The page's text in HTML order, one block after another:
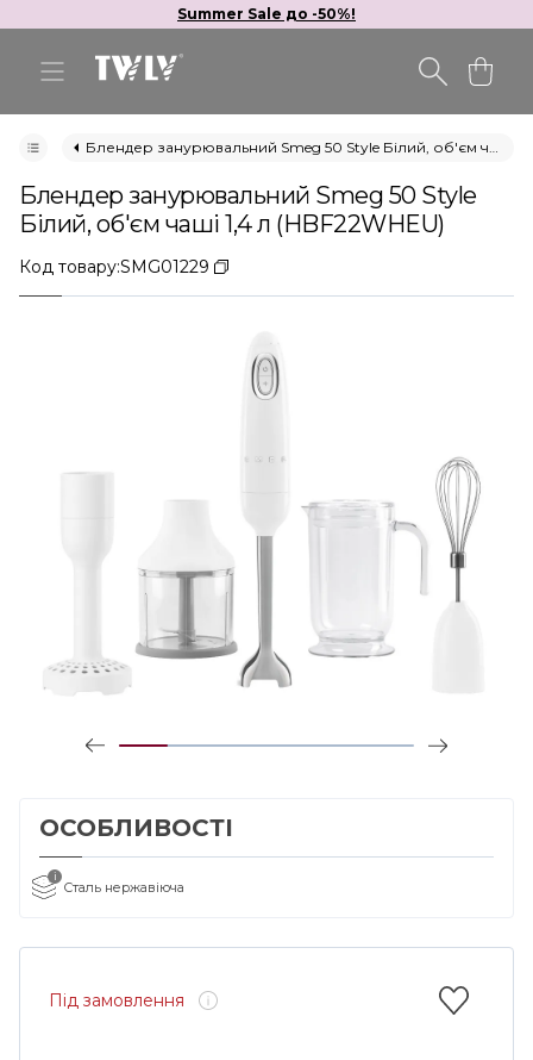
Summer Sale до -50%!
Блендер занурювальний Smeg 50 Style Білий, об'єм чаші 1,4 л (HBF22WHEU)
Блендер занурювальний Smeg 50 Style
Білий, об'єм чаші 1,4 л (HBF22WHEU)
Код товару:SMG01229
ОСОБЛИВОСТІ
i
Сталь нержавіюча
Під замовлення